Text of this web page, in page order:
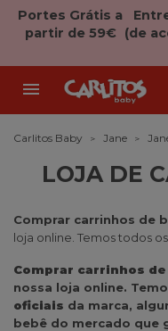
Portes Grátis a
partir de 59€
(de

Carlitos Baby Jane
LOJA DE
Comprar carrinhos de
loja online. Temos todos os
Comprar carrinhos de
nossa loja online.
oficiais da marca,
bebê do mercado que